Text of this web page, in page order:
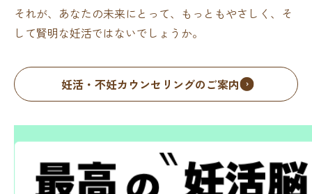
それが、あなたの未来にとって、もっともやさしく、そ
して賢明な妊活ではないでしょうか。
妊活・不妊カウンセリングのご案内